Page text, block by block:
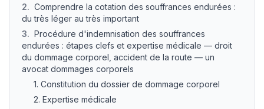
2. Comprendre la cotation des souffrances endurées :
du très léger au très important
3. Procédure d'indemnisation des souffrances
endurées : étapes clefs et expertise médicale — droit
du dommage corporel, accident de la route — un
avocat dommages corporels
1. Constitution du dossier de dommage corporel
2. Expertise médicale